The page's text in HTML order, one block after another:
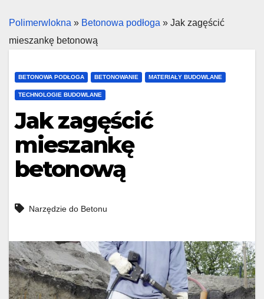
Polimerwlokna » Betonowa podłoga » Jak zagęścić
mieszankę betonową
BETONOWA PODŁOGA BETONOWANIE MATERIAŁY BUDOWLANE
TECHNOLOGIE BUDOWLANE
Jak zagęścić
mieszankę
betonową
Narzędzie do Betonu